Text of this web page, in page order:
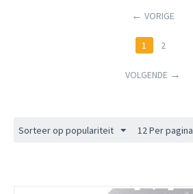
VORIGE
1 2
VOLGENDE
Sorteer op populariteit 12 Per pagina